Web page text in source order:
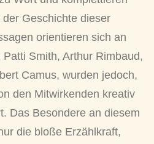
Geschichte dieser
orientieren sich an
Smith, Arthur Rimbaud,
Camus, wurden jedoch,
den Mitwirkenden kreativ
Das Besondere an diesem
die bloße Erzählkraft,